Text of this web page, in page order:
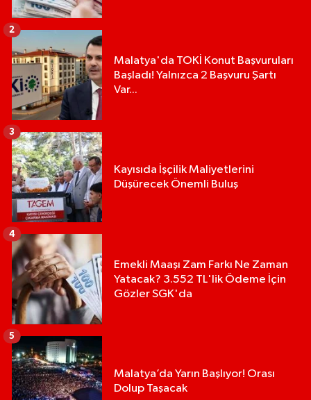
Malatya'da TOKİ Konut Başvuruları
Başladı! Yalnızca 2 Başvuru Şartı
Var...
2
Kayısıda İşçilik Maliyetlerini
Düşürecek Önemli Buluş
3
Emekli Maaşı Zam Farkı Ne Zaman
Yatacak? 3.552 TL'lik Ödeme İçin
Gözler SGK'da
4
Malatya’da Yarın Başlıyor! Orası
Dolup Taşacak
5